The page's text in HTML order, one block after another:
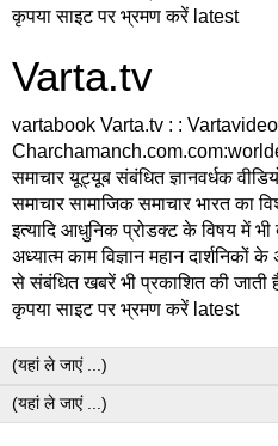
कृपया साइट पर भ्रमण करें latest
Varta.tv
vartabook Varta.tv : :
समाचार यूट्यूब संबंधित ज्ञानवर्धक
समाचार सामाजिक समाचार भारत का
इत्यादि आधुनिक प्रोडक्ट के विषय में भी
अध्यात्म काम विज्ञान महान
से संबंधित खबरें भी प्रकाशित की
कृपया साइट पर भ्रमण करें latest